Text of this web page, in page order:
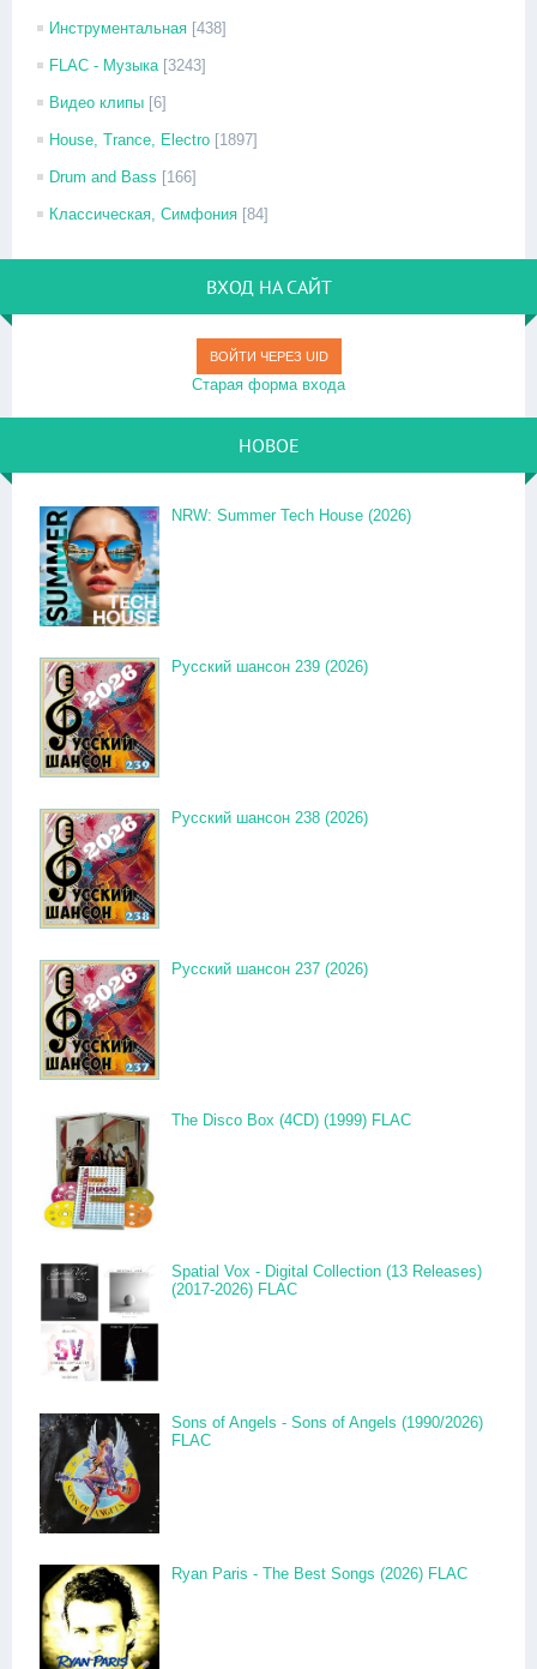
Инструментальная [438]
FLAC - Музыка [3243]
Видео клипы [6]
House, Trance, Electro [1897]
Drum and Bass [166]
Классическая, Симфония [84]
ВХОД НА САЙТ
ВОЙТИ ЧЕРЕЗ UID
Старая форма входа
НОВОЕ
NRW: Summer Tech House (2026)
Русский шансон 239 (2026)
Русский шансон 238 (2026)
Русский шансон 237 (2026)
The Disco Box (4CD) (1999) FLAC
Spatial Vox - Digital Collection (13 Releases)
(2017-2026) FLAC
Sons of Angels - Sons of Angels (1990/2026)
FLAC
Ryan Paris - The Best Songs (2026) FLAC